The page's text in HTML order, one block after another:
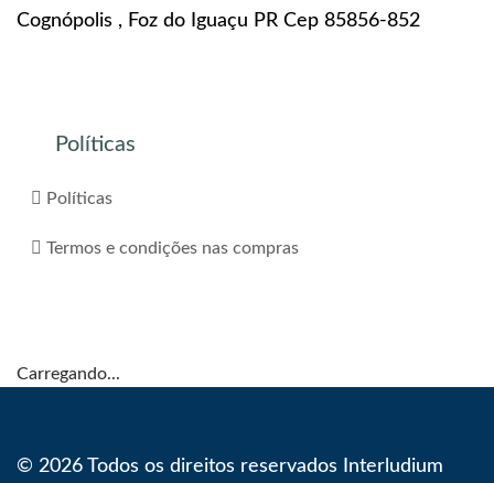
Cognópolis , Foz do Iguaçu PR Cep 85856-852
Políticas
Políticas
Termos e condições nas compras
Carregando...
© 2026 Todos os direitos reservados Interludium